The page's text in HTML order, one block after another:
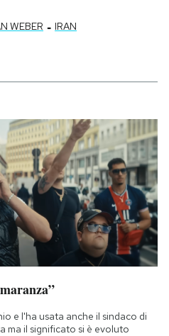
WEBER - IRAN
e l'ha usata anche il sindaco di
ma il significato si è evoluto